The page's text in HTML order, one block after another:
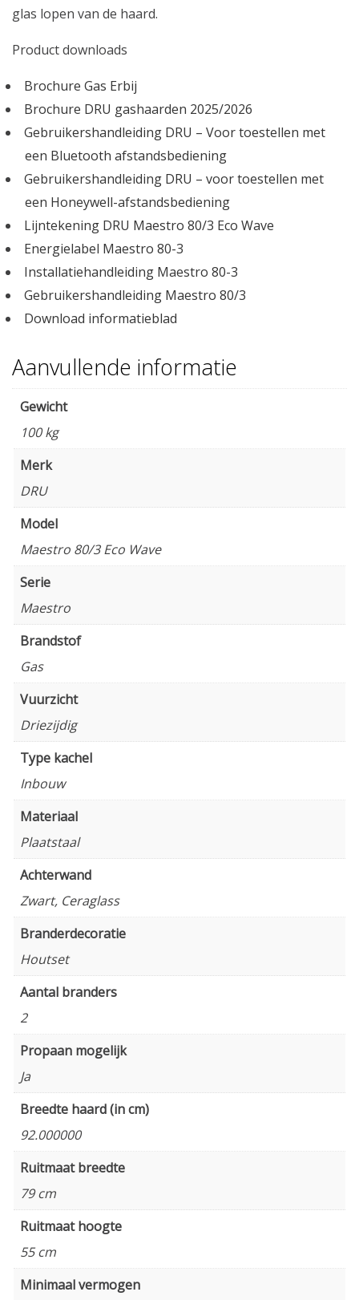
glas lopen van de haard.
Product downloads
Brochure Gas Erbij
Brochure DRU gashaarden 2025/2026
Gebruikershandleiding DRU – Voor toestellen met
een Bluetooth afstandsbediening
Gebruikershandleiding DRU – voor toestellen met
een Honeywell-afstandsbediening
Lijntekening DRU Maestro 80/3 Eco Wave
Energielabel Maestro 80-3
Installatiehandleiding Maestro 80-3
Gebruikershandleiding Maestro 80/3
Download informatieblad
Aanvullende informatie
Gewicht
100 kg
Merk
DRU
Model
Maestro 80/3 Eco Wave
Serie
Maestro
Brandstof
Gas
Vuurzicht
Driezijdig
Type kachel
Inbouw
Materiaal
Plaatstaal
Achterwand
Zwart, Ceraglass
Branderdecoratie
Houtset
Aantal branders
2
Propaan mogelijk
Ja
Breedte haard (in cm)
92.000000
Ruitmaat breedte
79 cm
Ruitmaat hoogte
55 cm
Minimaal vermogen